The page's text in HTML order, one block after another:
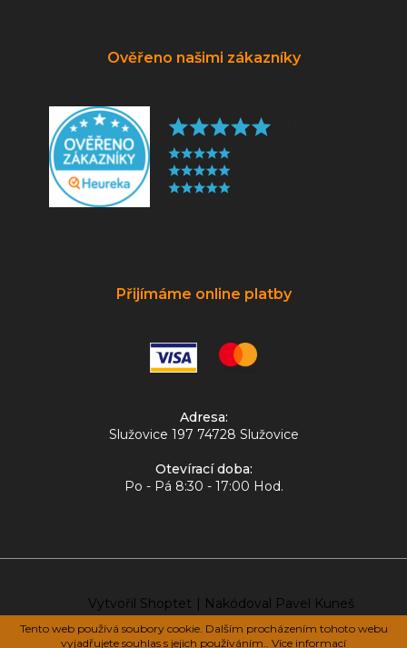
Tento web používá soubory cookie. Dalším procházením tohoto webu
vyjadřujete souhlas s jejich používáním.. Více informací
Ověřeno našimi zákazníky
Přijímáme online platby
Adresa:
Služovice 197 74728 Služovice
Otevírací doba:
Po - Pá 8:30 - 17:00 Hod.
Vytvořil Shoptet | Nakódoval Pavel Kuneš